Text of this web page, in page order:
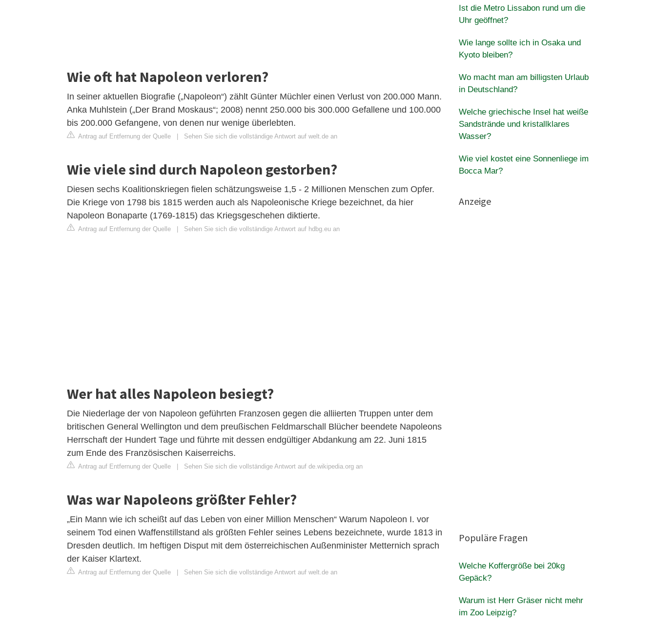
Wie oft hat Napoleon verloren?
In seiner aktuellen Biografie („Napoleon“) zählt Günter Müchler einen Verlust von 200.000 Mann.
Anka Muhlstein („Der Brand Moskaus“; 2008) nennt 250.000 bis 300.000 Gefallene und 100.000
bis 200.000 Gefangene, von denen nur wenige überlebten.
Antrag auf Entfernung der Quelle Sehen Sie sich die vollständige Antwort auf welt.de an
Wie viele sind durch Napoleon gestorben?
Diesen sechs Koalitionskriegen fielen schätzungsweise 1,5 - 2 Millionen Menschen zum Opfer.
Die Kriege von 1798 bis 1815 werden auch als Napoleonische Kriege bezeichnet, da hier
Napoleon Bonaparte (1769-1815) das Kriegsgeschehen diktierte.
Antrag auf Entfernung der Quelle Sehen Sie sich die vollständige Antwort auf hdbg.eu an
Wer hat alles Napoleon besiegt?
Die Niederlage der von Napoleon geführten Franzosen gegen die alliierten Truppen unter dem
britischen General Wellington und dem preußischen Feldmarschall Blücher beendete Napoleons
Herrschaft der Hundert Tage und führte mit dessen endgültiger Abdankung am 22. Juni 1815
zum Ende des Französischen Kaiserreichs.
Antrag auf Entfernung der Quelle Sehen Sie sich die vollständige Antwort auf de.wikipedia.org an
Was war Napoleons größter Fehler?
„Ein Mann wie ich scheißt auf das Leben von einer Million Menschen“ Warum Napoleon I. vor
seinem Tod einen Waffenstillstand als größten Fehler seines Lebens bezeichnete, wurde 1813 in
Dresden deutlich. Im heftigen Disput mit dem österreichischen Außenminister Metternich sprach
der Kaiser Klartext.
Antrag auf Entfernung der Quelle Sehen Sie sich die vollständige Antwort auf welt.de an
Ist die Metro Lissabon rund um die
Uhr geöffnet?
Wie lange sollte ich in Osaka und
Kyoto bleiben?
Wo macht man am billigsten Urlaub
in Deutschland?
Welche griechische Insel hat weiße
Sandstrände und kristallklares
Wasser?
Wie viel kostet eine Sonnenliege im
Bocca Mar?
Anzeige
Populäre Fragen
Welche Koffergröße bei 20kg
Gepäck?
Warum ist Herr Gräser nicht mehr
im Zoo Leipzig?